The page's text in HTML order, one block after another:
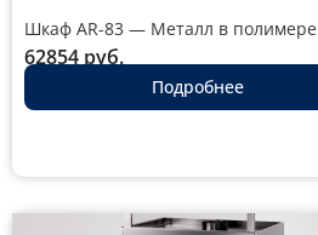
Шкаф AR-83 — Металл в полимере
62854 руб.
Подробнее